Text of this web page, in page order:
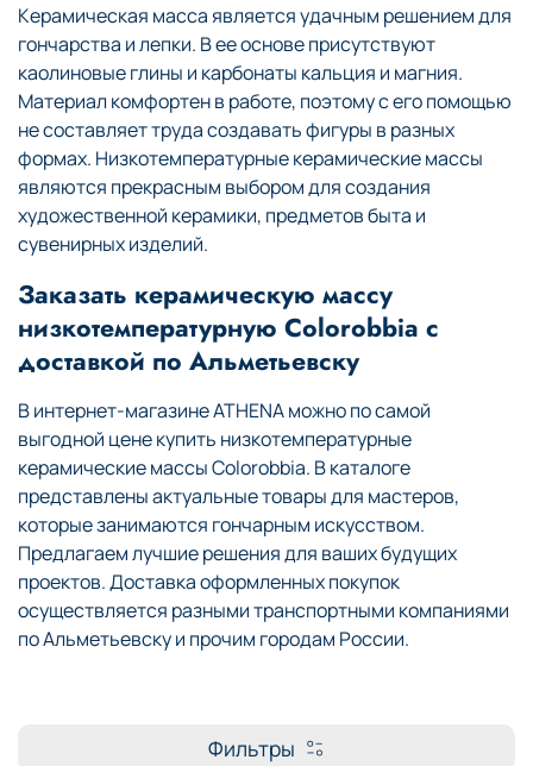
Керамическая масса является удачным решением для
гончарства и лепки. В ее основе присутствуют
каолиновые глины и карбонаты кальция и магния.
Материал комфортен в работе, поэтому с его помощью
не составляет труда создавать фигуры в разных
формах. Низкотемпературные керамические массы
являются прекрасным выбором для создания
художественной керамики, предметов быта и
сувенирных изделий.
Заказать керамическую массу
низкотемпературную Colorobbia с
доставкой по Альметьевску
В интернет-магазине ATHENA можно по самой
выгодной цене купить низкотемпературные
керамические массы Colorobbia. В каталоге
представлены актуальные товары для мастеров,
которые занимаются гончарным искусством.
Предлагаем лучшие решения для ваших будущих
проектов. Доставка оформленных покупок
осуществляется разными транспортными компаниями
по Альметьевску и прочим городам России.
Фильтры